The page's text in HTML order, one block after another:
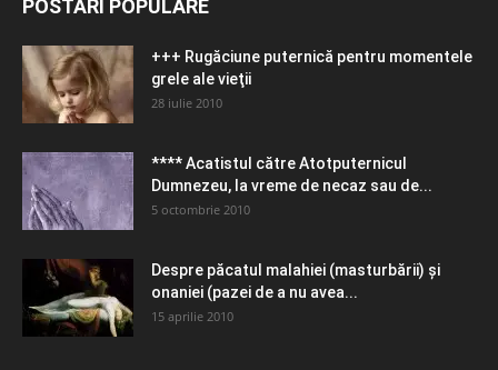
POSTĂRI POPULARE
+++ Rugăciune puternică pentru momentele
grele ale vieţii
28 iulie 2010
**** Acatistul către Atotputernicul
Dumnezeu, la vreme de necaz sau de...
5 octombrie 2010
Despre păcatul malahiei (masturbării) şi
onaniei (pazei de a nu avea...
15 aprilie 2010